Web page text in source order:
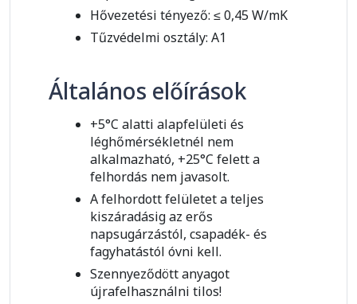
Hővezetési tényező: ≤ 0,45 W/mK
Tűzvédelmi osztály: A1
Általános előírások
+5°C alatti alapfelületi és
léghőmérsékletnél nem
alkalmazható, +25°C felett a
felhordás nem javasolt.
A felhordott felületet a teljes
kiszáradásig az erős
napsugárzástól, csapadék- és
fagyhatástól óvni kell.
Szennyeződött anyagot
újrafelhasználni tilos!